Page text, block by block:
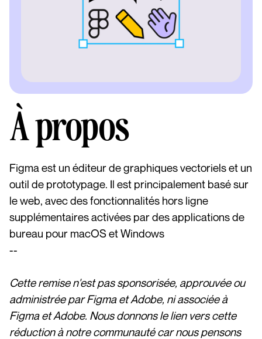
À propos
Figma est un éditeur de graphiques vectoriels et un
outil de prototypage. Il est principalement basé sur
le web, avec des fonctionnalités hors ligne
supplémentaires activées par des applications de
bureau pour macOS et Windows
--
Cette remise n'est pas sponsorisée, approuvée ou
administrée par Figma et Adobe, ni associée à
Figma et Adobe. Nous donnons le lien vers cette
réduction à notre communauté car nous pensons